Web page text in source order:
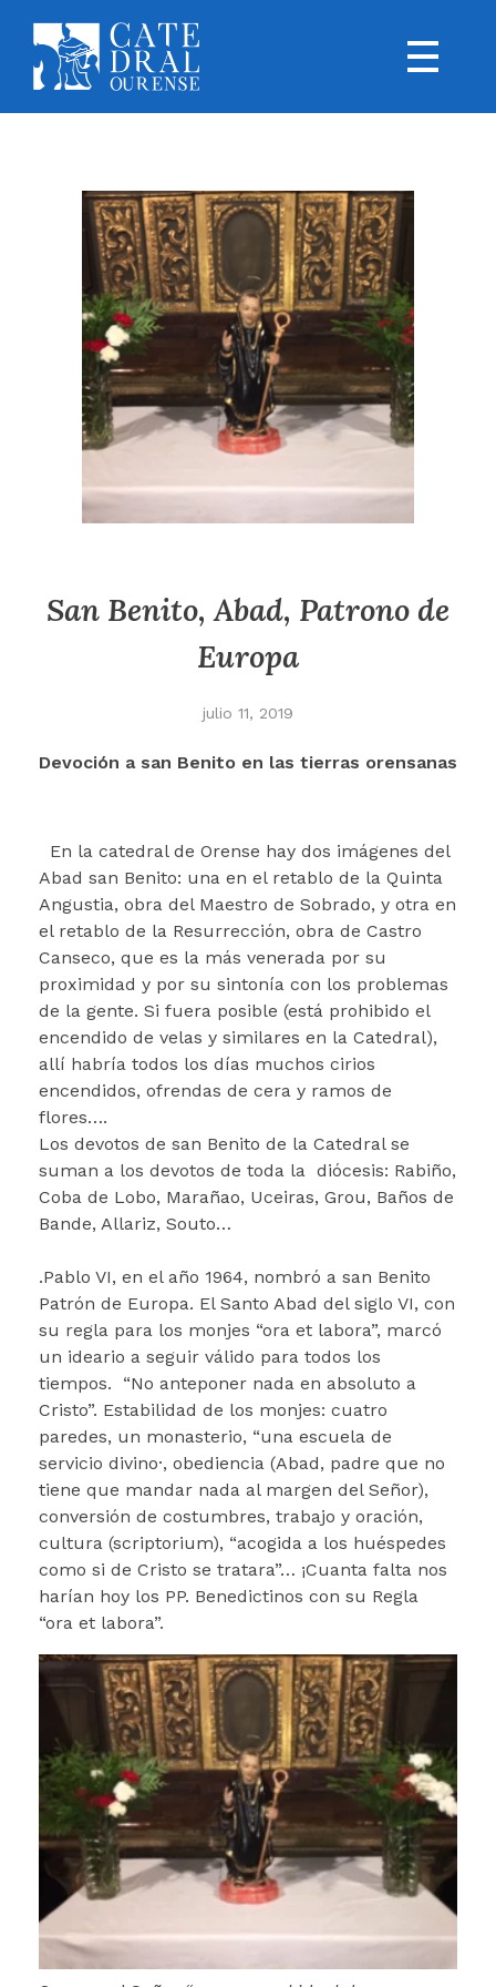
San Benito, Abad, Patrono de
Europa
julio 11, 2019
Devoción a san Benito en las tierras orensanas
En la catedral de Orense hay dos imágenes del
Abad san Benito: una en el retablo de la Quinta
Angustia, obra del Maestro de Sobrado, y otra en
el retablo de la Resurrección, obra de Castro
Canseco, que es la más venerada por su
proximidad y por su sintonía con los problemas
de la gente. Si fuera posible (está prohibido el
encendido de velas y similares en la Catedral),
allí habría todos los días muchos cirios
encendidos, ofrendas de cera y ramos de
flores….
Los devotos de san Benito de la Catedral se
suman a los devotos de toda la diócesis: Rabiño,
Coba de Lobo, Marañao, Uceiras, Grou, Baños de
Bande, Allariz, Souto…
.Pablo VI, en el año 1964, nombró a san Benito
Patrón de Europa. El Santo Abad del siglo VI, con
su regla para los monjes “ora et labora”, marcó
un ideario a seguir válido para todos los
tiempos. “No anteponer nada en absoluto a
Cristo”. Estabilidad de los monjes: cuatro
paredes, un monasterio, “una escuela de
servicio divino·, obediencia (Abad, padre que no
tiene que mandar nada al margen del Señor),
conversión de costumbres, trabajo y oración,
cultura (scriptorium), “acogida a los huéspedes
como si de Cristo se tratara”… ¡Cuanta falta nos
harían hoy los PP. Benedictinos con su Regla
“ora et labora”.